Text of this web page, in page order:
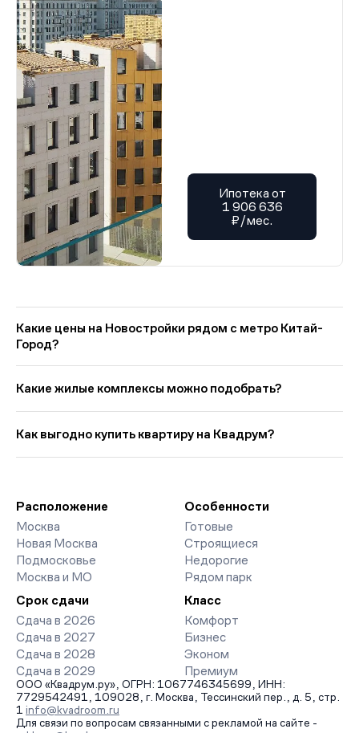
Ипотека от
1 906 636
₽/мес.
Какие цены на Новостройки рядом с метро Китай-
Город?
Город» представлено: 11 ЖК. Цены начинаются от 31 200
000 руб., минимальная площадь от 31 кв. м. Ипотечный
платёж — от 259 758 руб. в мес. Средняя цена кв. метра в
выше прошлого месяца.
Какие жилые комплексы можно подобрать?
найдете проекты от эконом- до премиум-класса. На
страницах ЖК доступны отзывы жильцов о качестве
строительства, интерактивный генплан корпусов, сроки
Как выгодно купить квартиру на Квадрум?
организует просмотр и поможет одобрить ипотеку по
минимальной ставке. Чтобы зафиксировать цену, оставьте
заявку на обратный звонок.
Расположение
Москва
Новая Москва
Подмосковье
Москва и МО
Особенности
Готовые
Строящиеся
Недорогие
Рядом парк
Срок сдачи
Сдача в 2026
Сдача в 2027
Сдача в 2028
Сдача в 2029
Класс
Комфорт
Бизнес
Эконом
Премиум
ООО «Квадрум.ру», ОГРН: 1067746345699, ИНН:
7729542491, 109028, г. Москва, Тессинский пер., д. 5, стр.
1 info@kvadroom.ru
Для связи по вопросам связанными с рекламой на сайте -